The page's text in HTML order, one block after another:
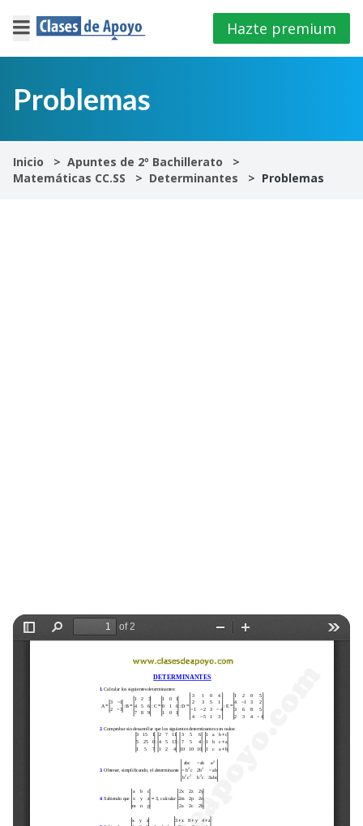
×
sesión
Hazte premium
Problemas
Inicio
Apuntes de 2º Bachillerato
Matemáticas CC.SS
Determinantes Problemas